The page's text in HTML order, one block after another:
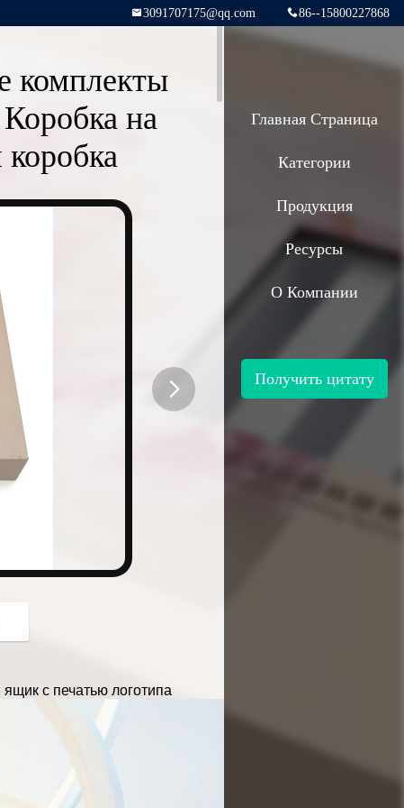
86--15800227868
3091707175@qq.com
комплекты
на
с печатью логотипа
Главная Страница
Категории
Продукция
Ресурсы
О Компании
Получить цитату